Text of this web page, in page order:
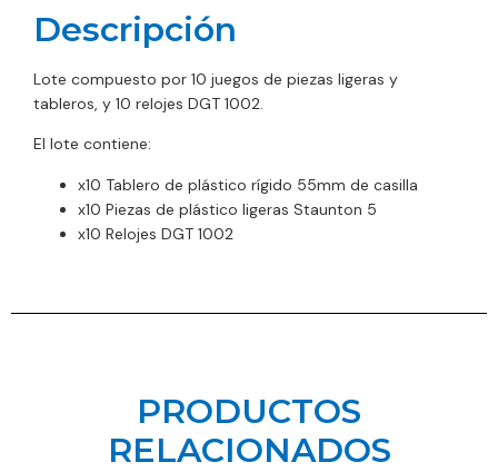
Descripción
Lote compuesto por 10 juegos de piezas ligeras y
tableros, y 10 relojes DGT 1002.
El lote contiene:
x10 Tablero de plástico rígido 55mm de casilla
x10 Piezas de plástico ligeras Staunton 5
x10 Relojes DGT 1002
PRODUCTOS
RELACIONADOS